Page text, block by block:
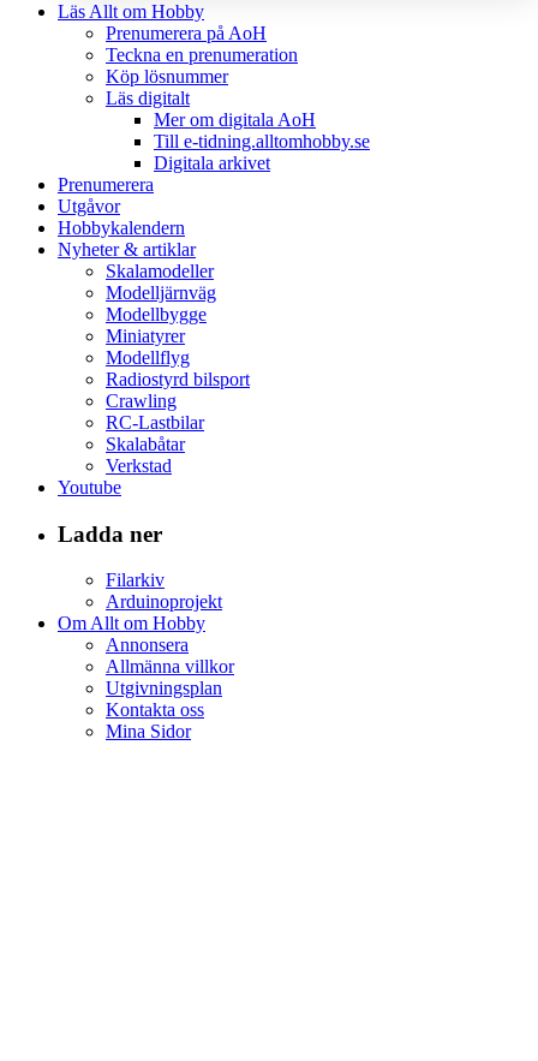
Läs Allt om Hobby
Prenumerera på AoH
Teckna en prenumeration
Köp lösnummer
Läs digitalt
Mer om digitala AoH
Till e-tidning.alltomhobby.se
Digitala arkivet
Prenumerera
Utgåvor
Hobbykalendern
Nyheter & artiklar
Skalamodeller
Modelljärnväg
Modellbygge
Miniatyrer
Modellflyg
Radiostyrd bilsport
Crawling
RC-Lastbilar
Skalabåtar
Verkstad
Youtube
Ladda ner
Filarkiv
Arduinoprojekt
Om Allt om Hobby
Annonsera
Allmänna villkor
Utgivningsplan
Kontakta oss
Mina Sidor